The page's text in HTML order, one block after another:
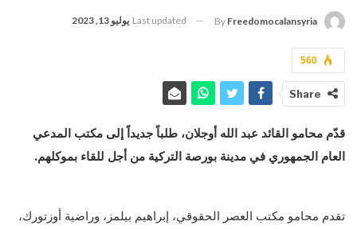
By Freedomocalansyria
Last updated يوليو 13, 2023
560
Share
قدّم محامو القائد عبد الله أوجلان، طلباً جديداً إلى مكتب المدعي
العام الجمهوري في مدينة بورصة التركية من أجل للقاء بموكلهم.
تقدم محامو مكتب العصر الحقوقي، إبراهيم بيلمز، وراضية أوزتورك،